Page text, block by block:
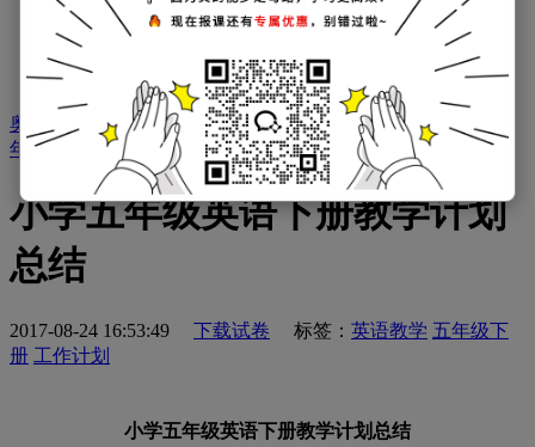
学科：小学数学 小学语文 小学英语 小学作文
小学日记
家庭教育：
父母必读
奥数 小学资源库 > 教学工作计划>小学英语教学计划 >
年级下册英语教学计划
> 正文
小学五年级英语下册教学计划
总结
2017-08-24 16:53:49 下载试卷 标签： 英语教学 五年级下
册 工作计划
小学五年级英语下册教学计划总结